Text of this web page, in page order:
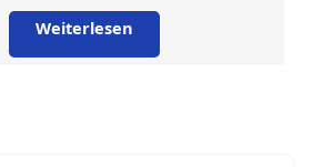
Weiterlesen